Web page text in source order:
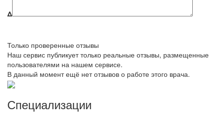
Δ
Только проверенные отзывы
Наш сервис публикует только реальные отзывы, размещенные
пользователями на нашем сервисе.
В данный момент ещё нет отзывов о работе этого врача.
Специализации